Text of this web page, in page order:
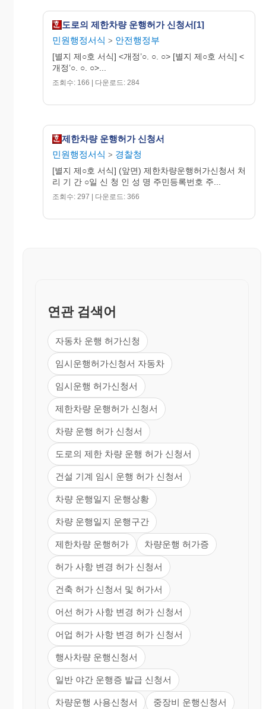
도로의 제한차량 운행허가 신청서[1]
민원행정서식 > 안전행정부
[별지 제○호 서식] <개정’○. ○. ○> [별지 제○호 서식] <
개정’○. ○. ○>...
조회수: 166 | 다운로드: 284
제한차량 운행허가 신청서
민원행정서식 > 경찰청
[별지 제○호 서식] (앞면) 제한차량운행허가신청서 처
리 기 간 ○일 신 청 인 성 명 주민등록번호 주...
조회수: 297 | 다운로드: 366
연관 검색어
자동차 운행 허가신청
임시운행허가신청서 자동차
임시운행 허가신청서
제한차량 운행허가 신청서
차량 운행 허가 신청서
도로의 제한 차량 운행 허가 신청서
건설 기계 임시 운행 허가 신청서
차량 운행일지 운행상황
차량 운행일지 운행구간
제한차량 운행허가 차량운행 허가증
허가 사항 변경 허가 신청서
건축 허가 신청서 및 허가서
어선 허가 사항 변경 허가 신청서
어업 허가 사항 변경 허가 신청서
행사차량 운행신청서
일반 야간 운행증 발급 신청서
차량운행 사용신청서 중장비 운행신청서